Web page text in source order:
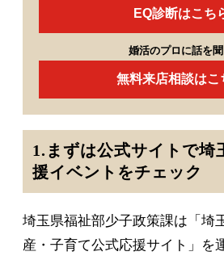
EQ診断はこち
婚活のプロに話を聞
無料来店相談はこ
1.まずは公式サイトで埼
援イベントをチェック
埼玉県福祉部少子政策課は「埼
産・子育て公式応援サイト」を